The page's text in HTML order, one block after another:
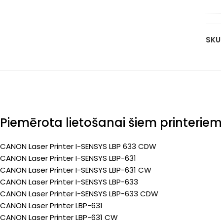
Piemērota lietošanai šiem printeriem
CANON Laser Printer I-SENSYS LBP 633 CDW
CANON Laser Printer I-SENSYS LBP-631
CANON Laser Printer I-SENSYS LBP-631 CW
CANON Laser Printer I-SENSYS LBP-633
CANON Laser Printer I-SENSYS LBP-633 CDW
CANON Laser Printer LBP-631
CANON Laser Printer LBP-631 CW